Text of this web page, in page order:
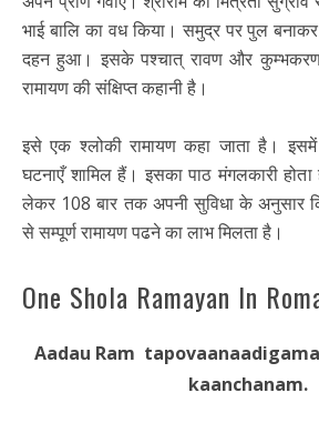
भाई बालि का वध किया। समुद्र पर पुल
दहन हुआ। इसके पश्चात् रावण और
रामायण की संक्षिप्त कहानी है।
इसे एक श्लोकी रामायण कहा जाता है।
घटनाएँ शामिल हैं। इसका पाठ मंगलकारी
लेकर 108 बार तक अपनी सुविधा के अनुसार
से सम्पूर्ण रामायण पढने का लाभ मिलता है।
One Shola Ramayan In
Aadau Ram
kaanchanam.